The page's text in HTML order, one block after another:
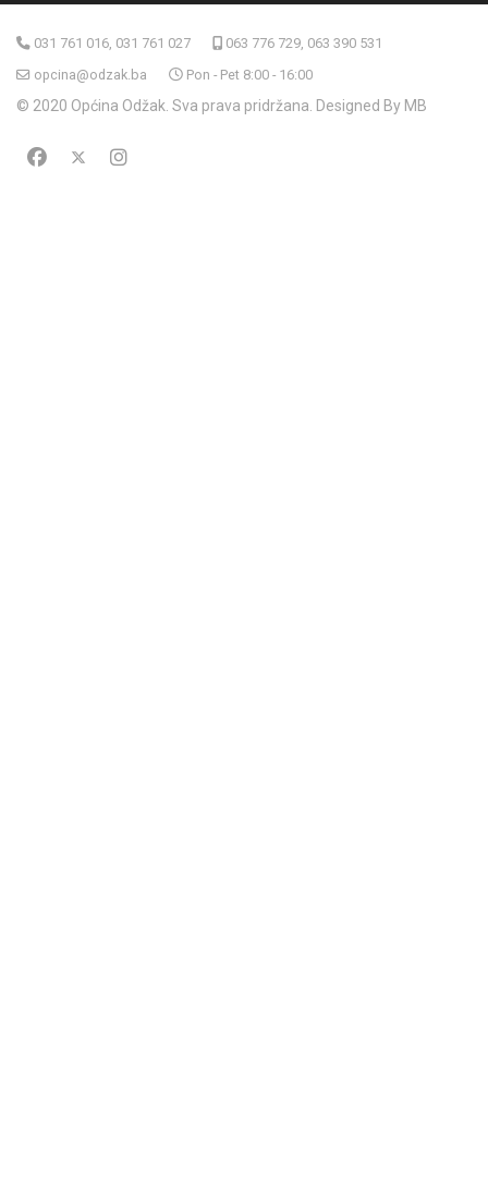
031 761 016, 031 761 027
063 776 729, 063 390 531
opcina@odzak.ba
Pon - Pet 8:00 - 16:00
© 2020 Općina Odžak. Sva prava pridržana. Designed By MB